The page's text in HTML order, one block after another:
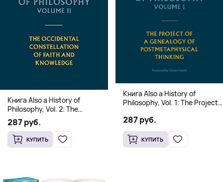
Книга Also a History of
Philosophy, Vol. 2: The
Occidental Constellation of
Faith and Knowledge
(Твердый переплет)
287 руб.
КУПИТЬ
Книга Also a History of
Philosophy, Vol. 1: The Project
Postmetaphysical Thinking
(Твердый переплет)
287 руб.
КУПИТЬ